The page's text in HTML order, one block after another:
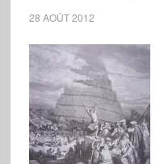
28 AOÛT 2012